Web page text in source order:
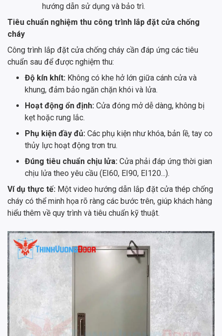
hướng dẫn sử dụng và bảo trì.
Tiêu chuẩn nghiệm thu công trình lắp đặt cửa chống
cháy
Công trình lắp đặt cửa chống cháy cần đáp ứng các tiêu
chuẩn sau để được nghiệm thu:
Độ kín khít: Không có khe hở lớn giữa cánh cửa và
khung, đảm bảo ngăn chặn khói và lửa.
Hoạt động ổn định: Cửa đóng mở dễ dàng, không bị
kẹt hoặc rung lắc.
Phụ kiện đầy đủ: Các phụ kiện như khóa, bản lề, tay co
thủy lực hoạt động trơn tru.
Đúng tiêu chuẩn chịu lửa: Cửa phải đáp ứng thời gian
chịu lửa theo yêu cầu (EI60, EI90, EI120...).
Ví dụ thực tế: Một video hướng dẫn lắp đặt cửa thép chống
cháy có thể minh họa rõ ràng các bước trên, giúp khách hàng
hiểu thêm về quy trình và tiêu chuẩn kỹ thuật.